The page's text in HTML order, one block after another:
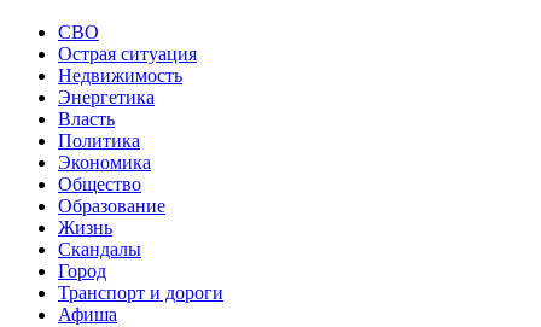
СВО
Острая ситуация
Недвижимость
Энергетика
Власть
Политика
Экономика
Общество
Образование
Жизнь
Скандалы
Город
Транспорт и дороги
Афиша